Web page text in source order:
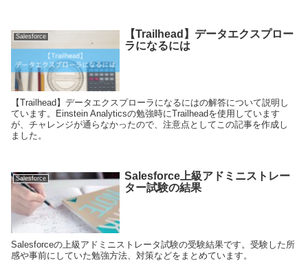
Salesforce
【Trailhead】データエクスプロー
ラになるには
【Trailhead】データエクスプローラになるにはの解答について説明し
ています。Einstein Analyticsの勉強時にTrailheadを使用しています
が、チャレンジが通らなかったので、注意点としてこの記事を作成し
ました。
Salesforce
Salesforce上級アドミニストレー
ター試験の結果
Salesforceの上級アドミニストレータ試験の受験結果です。受験した所
感や事前にしていた勉強方法、対策などをまとめています。